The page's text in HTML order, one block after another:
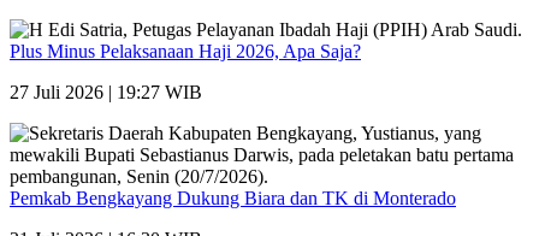
Plus Minus Pelaksanaan Haji 2026, Apa Saja?
27 Juli 2026 | 19:27 WIB
Pemkab Bengkayang Dukung Biara dan TK di Monterado